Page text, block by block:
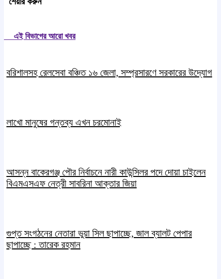
এই বিভাগের আরো খবর
বরিশালসহ রেলসেবা বঞ্চিত ১৬ জেলা, সম্প্রসারণে সরকারের উদ্যোগ
লাখো মানুষের গন্তব্য এখন চরমোনাই
আসন্ন বাকেরগঞ্জ পৌর নির্বাচনে নারী কাউন্সিলর পদে দোয়া চাইলেন
বিএমএসএফ নেত্রী সাবরিনা আক্তার জিয়া
গুপ্ত সংগঠনের নেতারা ভুয়া সিল ছাপাচ্ছে, জাল ব্যালট পেপার
ছাপাচ্ছে : তারেক রহমান